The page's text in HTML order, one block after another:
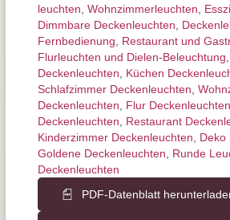
leuchten Wohnzimmer­leuchten
Dimmbare Deckenleuchten
Fernbedienung
Restaurant und
Flurleuchten und Dielen-Beleuchtung
Deckenleuchten
Küchen
Schlafzimmer Deckenleuchten
Deckenleuchten
Flur Deckenleuchten
Deckenleuchten
Restaurant
Kinderzimmer Deckenleuchten
Deko
Goldene Deckenleuchten
Runde
Deckenleuchten
PDF-Datenblatt